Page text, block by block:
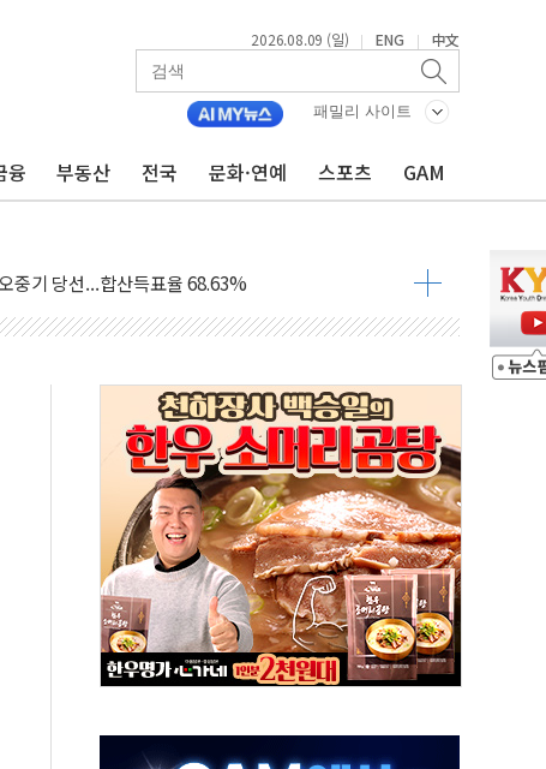
2026.08.09 (일) | ENG | 中文
패밀리 사이트
융 부동산 전국 문화·연예 스포츠 GAM
천~하당'·'올미골교' 차량 통행 선제 제한
발생…작업자 1명 숨져
대 숨진 채 발견...경찰, 조사 중
1.48%p 차 선두 유지...金 46.01% vs 鄭 44.53%
10대 구속…범행 후 반려견도 죽여
선서 정청래에 승리…金 48.54% vs 鄭 44.40%
발표...김민석 47.37% 정청래 45.71% 송영길 6.92%
발표...정청래 47.82% 김민석 46.35% 송영길 5.83%
발표...김민석 50.30% 정청래 41.94% 송영길 7.76%
400명 맞이…"마음 잇는 시간 되길"
급 확정되나…재상고 앞두고 막판 셈법
'행복상자' 전달
기 거꾸로' 논란…이틀만에 철거
예술·체육요원 최대 33% 감축
, 역대 최대폭 감소한 9.4%↓…유통업계 양극화 심화
사'로 콜롬비아 대통령 취임식 참석
간당 30mm 강한 비...호우 피해 없어